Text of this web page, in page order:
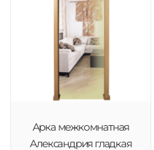
Арка межкомнатная
Александрия гладкая